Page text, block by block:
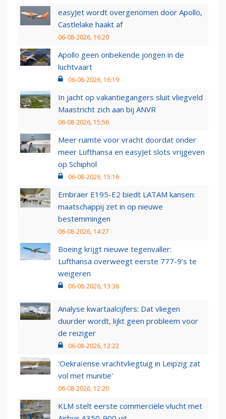
easyJet wordt overgenomen door Apollo,
Castlelake haakt af
06-08-2026, 16:20
Apollo geen onbekende jongen in de
luchtvaart
06-08-2026, 16:19
In jacht op vakantiegangers sluit vliegveld
Maastricht zich aan bij ANVR
06-08-2026, 15:56
Meer ruimte voor vracht doordat onder
meer Lufthansa en easyJet slots vrijgeven
op Schiphol
06-08-2026, 15:16
Embraer E195-E2 biedt LATAM kansen:
maatschappij zet in op nieuwe
bestemmingen
06-08-2026, 14:27
Boeing krijgt nieuwe tegenvaller:
Lufthansa overweegt eerste 777-9’s te
weigeren
06-08-2026, 13:36
Analyse kwartaalcijfers: Dat vliegen
duurder wordt, lijkt geen probleem voor
de reiziger
06-08-2026, 12:22
'Oekraïense vrachtvliegtuig in Leipzig zat
vol met munitie'
06-08-2026, 12:20
KLM stelt eerste commerciële vlucht met